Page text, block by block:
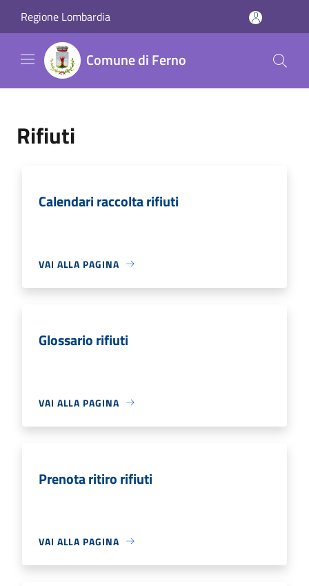
Regione Lombardia
Comune di Ferno
Rifiuti
Calendari raccolta rifiuti
VAI ALLA PAGINA
Glossario rifiuti
VAI ALLA PAGINA
Prenota ritiro rifiuti
VAI ALLA PAGINA